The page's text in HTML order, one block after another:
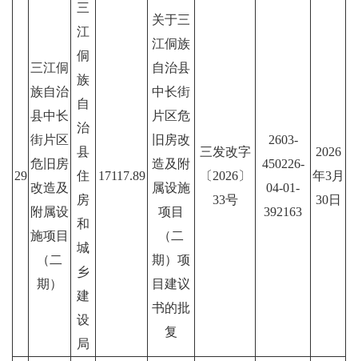
29
三江侗
族自治
县中长
街片区
危旧房
改造及
附属设
施项目
（二
期）
三
江
侗
族
自
治
县
住
房
和
城
乡
建
设
局
17117.89
关于三
江侗族
自治县
中长街
片区危
旧房改
造及附
属设施
项目
（二
期）项
目建议
书的批
复
三发改字
〔2026〕
33号
2603-
450226-
04-01-
392163
2026
年3月
30日